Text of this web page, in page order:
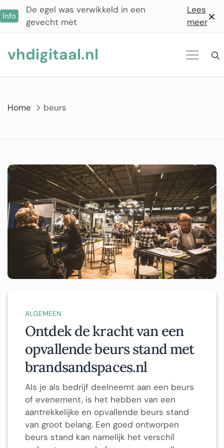
naar
Info
De egel was verwikkeld in een
gevecht met
Lees
meer
vhdigitaal.nl
Home beurs
ALGEMEEN
Ontdek de kracht van een
opvallende beurs stand met
brandsandspaces.nl
Als je als bedrijf deelneemt aan een beurs
of evenement, is het hebben van een
aantrekkelijke en opvallende beurs stand
van groot belang. Een goed ontworpen
beurs stand kan namelijk het verschil